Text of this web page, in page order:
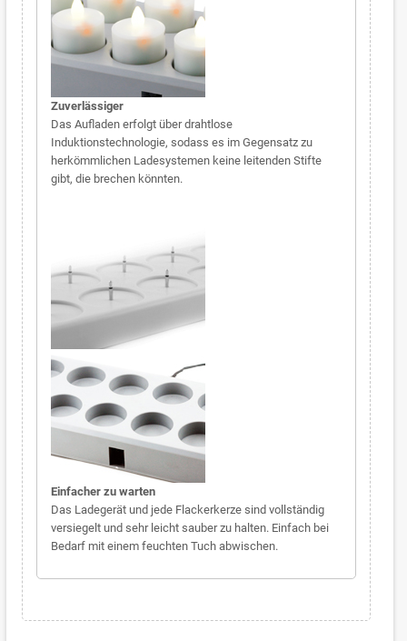
Zuverlässiger
Das Aufladen erfolgt über drahtlose
Induktionstechnologie, sodass es im Gegensatz zu
herkömmlichen Ladesystemen keine leitenden Stifte
gibt, die brechen könnten.
Einfacher zu warten
Das Ladegerät und jede Flackerkerze sind vollständig
versiegelt und sehr leicht sauber zu halten. Einfach bei
Bedarf mit einem feuchten Tuch abwischen.